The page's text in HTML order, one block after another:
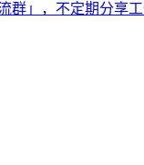
群」，不定期分享